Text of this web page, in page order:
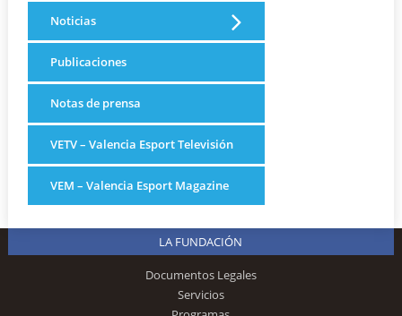
Noticias
Publicaciones
Notas de prensa
VETV – Valencia Esport Televisión
VEM – Valencia Esport Magazine
LA FUNDACIÓN
Documentos Legales
Servicios